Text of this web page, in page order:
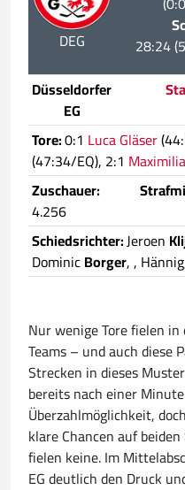
DEG
28:24
Düsseldorfer
EG
Tore:0:1 Luca Gläser
(47:34/EQ), 2:1
Zuschauer:
4.256
Schiedsrichter:Jeroen
DominicBorger,,
Nur wenige Tore fielen
Teams – und auch diese
Strecken in dieses
bereits nach einer
Überzahlmöglichkeit,
klare Chancen auf
fielen keine. Im
EG deutlich den Druck